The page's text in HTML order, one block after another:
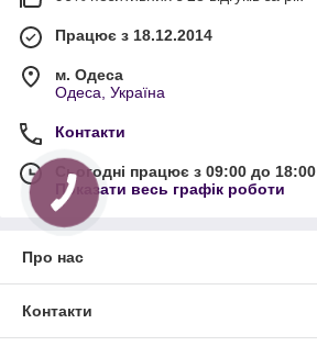
Працює з 18.12.2014
м. Одеса
Одеса, Україна
Контакти
Сьогодні працює з 09:00 до 18:00
Показати весь графік роботи
Про нас
Контакти